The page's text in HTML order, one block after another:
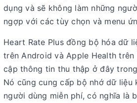
dụng và sẽ không làm những
ngợp với các tùy chọn và menu
Heart Rate Plus đồng bộ hóa dữ
trên Android và Apple Health trên
cập thông tin thu thập ở đây
Nó cũng cung cấp bộ nhớ dữ liệu
người dùng miễn phí, có nghĩa là